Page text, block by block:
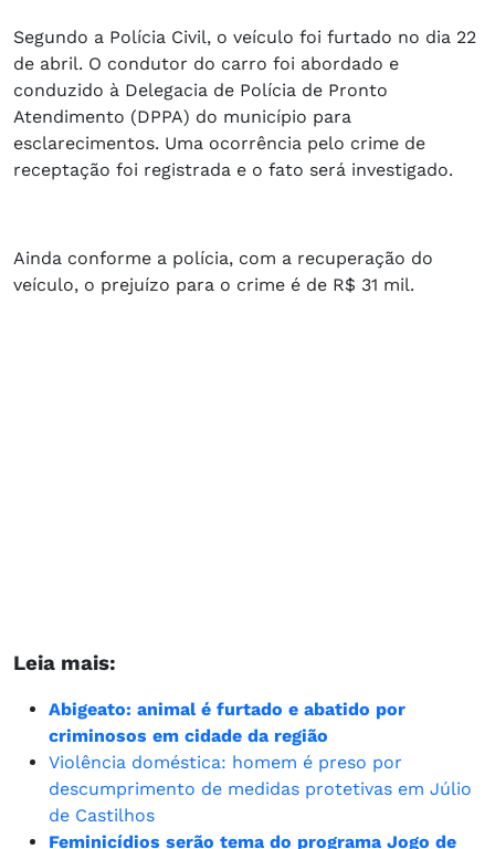
Segundo a Polícia Civil, o veículo foi furtado no dia 22
de abril. O condutor do carro foi abordado e
conduzido à Delegacia de Polícia de Pronto
Atendimento (DPPA) do município para
esclarecimentos. Uma ocorrência pelo crime de
receptação foi registrada e o fato será investigado.
Ainda conforme a polícia, com a recuperação do
veículo, o prejuízo para o crime é de R$ 31 mil.
Leia mais:
Abigeato: animal é furtado e abatido por
criminosos em cidade da região
Violência doméstica: homem é preso por
descumprimento de medidas protetivas em Júlio
de Castilhos
Feminicídios serão tema do programa Jogo de